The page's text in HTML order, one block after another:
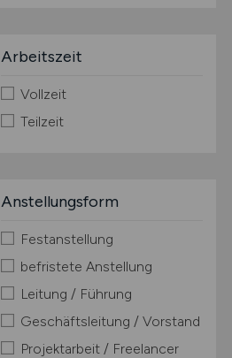
Arbeitszeit
Vollzeit
Teilzeit
Anstellungsform
Festanstellung
befristete Anstellung
Leitung / Führung
Geschäftsleitung / Vorstand
Projektarbeit / Freelancer